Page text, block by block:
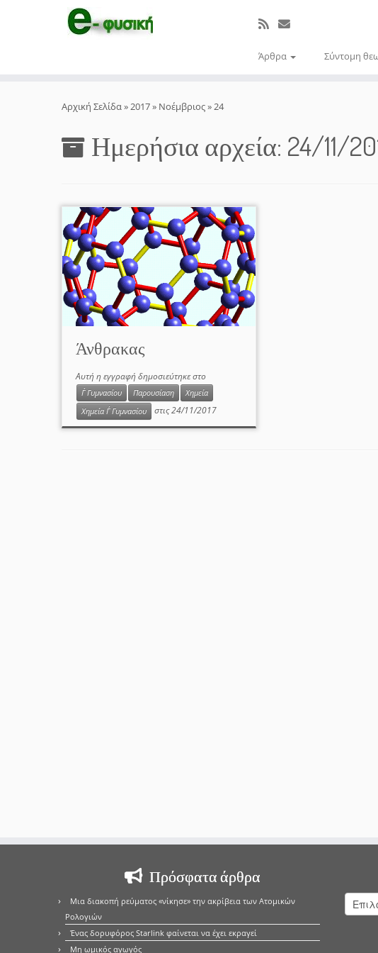
Άρθρα Σύντομη
Αρχική Σελίδα»2017» Νοέμβριος»24
Ημερήσια αρχεία: 24/11/
Άνθρακας
Αυτή η εγγραφή δημοσιεύτηκε στο
Γ΄ Γυμνασίου Παρουσίαση
Χημεία
Χημεία Γ΄ Γυμνασίου
στις24/11/2017
Πρόσφατα άρθρα
Μια διακοπή ρεύματος «νίκησε» την ακρίβεια των Ατομικών
Ρολογιών
Ένας δορυφόρος Starlink φαίνεται να έχει εκραγεί
Μη ωμικός αγωγός